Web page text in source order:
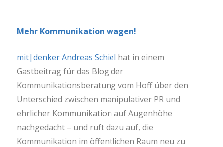
Mehr Kommunikation wagen!
mit|denker Andreas Schiel hat in einem
Gastbeitrag für das Blog der
Kommunikationsberatung vom Hoff über den
Unterschied zwischen manipulativer PR und
ehrlicher Kommunikation auf Augenhöhe
nachgedacht – und ruft dazu auf, die
Kommunikation im öffentlichen Raum neu zu